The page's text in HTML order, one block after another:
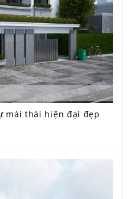
mái thái hiện đại đẹp